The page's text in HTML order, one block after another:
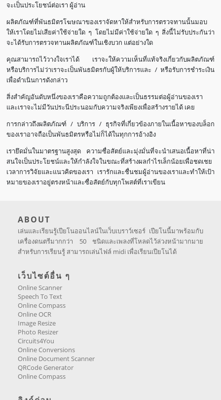
จะเป็นประโยชน์ต่อเรา ผู้อ่าน
ผลิตภัณฑ์ที่พันธมิตรโฆษณาของเราจัดหาให้สำหรับการตรวจทานนั้นมอบ
ให้เราโดยไม่เสียค่าใช้จ่ายใด ๆ โดยไม่มีค่าใช้จ่ายใด ๆ สิ่งนี้ไม่รับประกันว่า
จะได้รับการตรวจทานผลิตภัณฑ์ในเชิงบวก แต่อย่างใด
คุณสามารถไว้วางใจเราได้ เราจะให้ความเห็นที่แท้จริงเกี่ยวกับผลิตภัณฑ์
หรือบริการไม่ว่าเราจะเป็นพันธมิตรกับผู้ให้บริการและ / หรือรับการชำระเงิน
เพื่อดำเนินการดังกล่าว
สิ่งสำคัญอันดับหนึ่งของเราคือความถูกต้องและเป็นธรรมต่อผู้อ่านของเรา
และเราจะไม่มีวันประนีประนอมกับความจริงเพียงเพื่อสร้างรายได้ เคย
การกล่าวถึงผลิตภัณฑ์ / บริการ / ธุรกิจที่เกี่ยวข้องภายในเนื้อหาของบล็อก
ของเราอาจถือเป็นพันธมิตรหรือไม่ก็ได้ในทุกการอ้างอิง
เรายึดมั่นในมาตรฐานสูงสุด ความซื่อสัตย์และมุ่งมั่นที่จะนำเสนอเนื้อหาที่น่า
สนใจเป็นประโยชน์และให้กำลังใจในขณะที่สร้างผลกำไรเล็กน้อยเพื่อชดเชย
เวลาการวิจัยและแนวคิดของเรา เรารักและชื่นชมผู้อ่านของเราและทำให้เป้า
หมายของเราอยู่ตรงหน้าและซื่อสัตย์กับทุกโพสต์ที่เราเขียน
ABOUT
เล่นและเรียนรู้เปียโนออนไลน์ในเว็บเบราว์เซอร์ เปียโนนี้มาพร้อมกับ
เครื่องดนตรีมากกว่า 50 ชนิดและเพลงที่โหลดไว้ล่วงหน้ามากมาย
สำหรับการเรียนรู้ สามารถเล่นไฟล์ midi เพื่อเรียนเปียโนได้
เว็บไซต์อื่น ๆ
Online Scanner
Speech To Text
Online Compass
Online OCR
Image Resize
Photo Resizer
Circuits4You
Online Conversions
Online Document Scanner
QRCode Generator
Online Compass